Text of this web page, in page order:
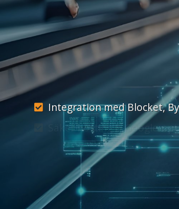
Integration med Blocket,
Säker hosting & Google-
Enkel hantering via